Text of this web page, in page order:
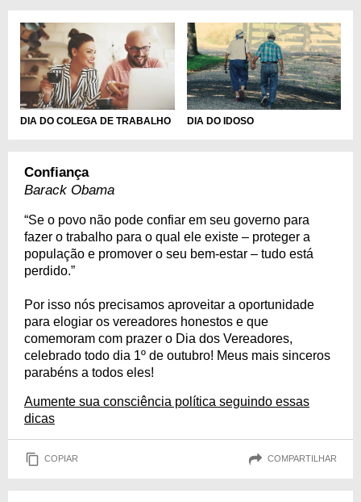
DIA DO COLEGA DE TRABALHO DIA DO IDOSO
Confiança
Barack Obama
“Se o povo não pode confiar em seu governo para
fazer o trabalho para o qual ele existe – proteger a
população e promover o seu bem-estar – tudo está
perdido.”
Por isso nós precisamos aproveitar a oportunidade
para elogiar os vereadores honestos e que
comemoram com prazer o Dia dos Vereadores,
celebrado todo dia 1º de outubro! Meus mais sinceros
parabéns a todos eles!
Aumente sua consciência política seguindo essas
dicas
COPIAR COMPARTILHAR